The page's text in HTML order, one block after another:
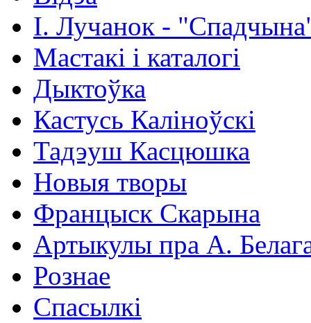
І. Лучанок -
Мастакі i каталогi
Дыктоўка
Кастусь Каліноўскі
Тадэуш Касцюшка
Новыя творы
Францыск Скарына
Артыкулы пра А.
Рознае
Спасылкі